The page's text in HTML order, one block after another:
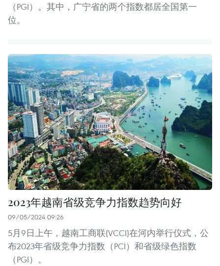
（PGI）。其中，广宁省的两个指数都居全国第一
位。
2023年越南省级竞争力指数趋势向好
09/05/2024 09:26
5月9日上午，越南工商联(VCCI)在河内举行仪式，公
布2023年省级竞争力指数（PCI）和省级绿色指数
（PGI）。